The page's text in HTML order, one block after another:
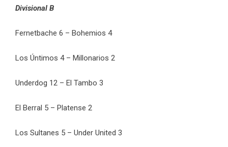
Divisional B
Fernetbache 6 – Bohemios 4
Los Úntimos 4 – Millonarios 2
Underdog 12 – El Tambo 3
El Berral 5 – Platense 2
Los Sultanes 5 – Under United 3